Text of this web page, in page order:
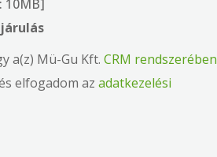
10MB]
a(z) Mü-Gu Kft. CRM rendszerében
elfogadom az adatkezelési